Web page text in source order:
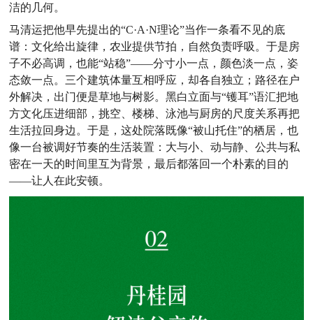
洁的几何。
马清运把他早先提出的“C·A·N理论”当作一条看不见的底
谱：文化给出旋律，农业提供节拍，自然负责呼吸。于是房
子不必高调，也能“站稳”——分寸小一点，颜色淡一点，姿
态敛一点。三个建筑体量互相呼应，却各自独立；路径在户
外解决，出门便是草地与树影。黑白立面与“镬耳”语汇把地
方文化压进细部，挑空、楼梯、泳池与厨房的尺度关系再把
生活拉回身边。于是，这处院落既像“被山托住”的栖居，也
像一台被调好节奏的生活装置：大与小、动与静、公共与私
密在一天的时间里互为背景，最后都落回一个朴素的目的
——让人在此安顿。